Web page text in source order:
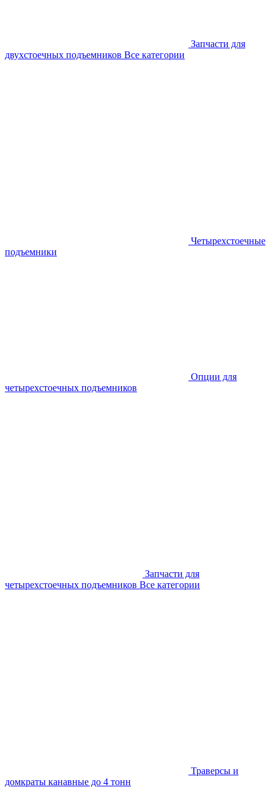
Запчасти для
двухстоечных подъемников Все категории
Четырехстоечные
подъемники
Опции для
четырехстоечных подъемников
Запчасти для
четырехстоечных подъемников Все категории
Траверсы и
домкраты канавные до 4 тонн